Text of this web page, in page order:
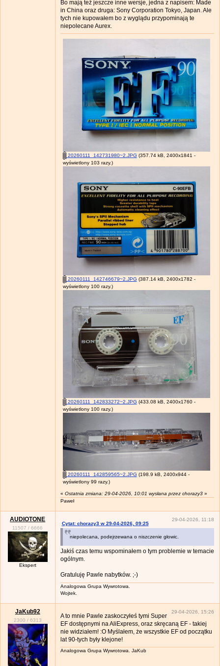
Bo mają też jeszcze inne wersje, jedna z napisem: Made
in China oraz druga: Sony Corporation Tokyo, Japan. Ale
tych nie kupowałem bo z wyglądu przypominają te
niepolecane Aurex.
20260111_142731980~2.JPG (357.74 kB, 2400x1841 -
wyświetlony 103 razy.)
20260111_142746679~2.JPG (387.14 kB, 2400x1782 -
wyświetlony 100 razy.)
20260111_142833272~2.JPG (433.08 kB, 2400x1760 -
wyświetlony 100 razy.)
20260111_142859565~2.JPG (198.9 kB, 2400x944 -
wyświetlony 99 razy.)
« Ostatnia zmiana: 29-04-2026, 10:01 wysłana przez chorazy3»
Paweł
AUDIOTONE
11507 /6666
Ekspert
29-04-2026, 11:18
Cytat: chorazy3 w 29-04-2026, 09:25
niepolecana, podejrzewana o niszczenie głowic.
Jakiś czas temu wspominałem o tym problemie w temacie
ogólnym.
Gratuluję Pawle nabytków. ;-)
Analogowa Grupa Wywrotowa.
Wojtek.
JaKub92
2300 / 6313
29-04-2026, 15:26
A to mnie Pawle zaskoczyłeś tymi Super
EF dostępnymi na AliExpress, oraz skręcaną EF - takiej
nie widziałem! :O Myślałem, że wszystkie EF od początku
lat 90-tych były klejone!
Analogowa Grupa Wywrotowa. JaKub